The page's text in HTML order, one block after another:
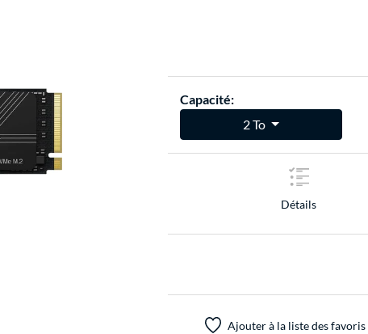
Capacité:
2 To
Détails
Ajouter à la liste des favoris